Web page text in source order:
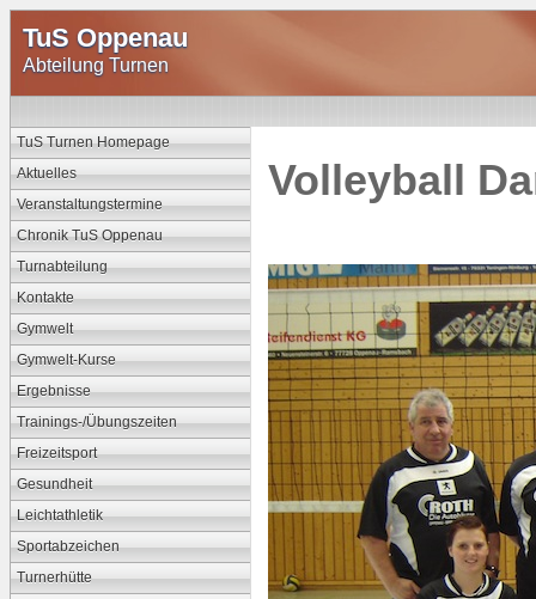
TuS Oppenau
Abteilung Turnen
TuS Turnen Homepage
Aktuelles
Veranstaltungstermine
Chronik TuS Oppenau
Turnabteilung
Kontakte
Gymwelt
Gymwelt-Kurse
Ergebnisse
Trainings-/Übungszeiten
Freizeitsport
Gesundheit
Leichtathletik
Sportabzeichen
Turnerhütte
Volleyball